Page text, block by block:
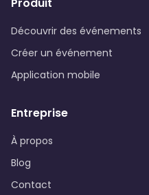
Découvrir des événements
Créer un événement
Application mobile
Entreprise
À propos
Blog
Contact